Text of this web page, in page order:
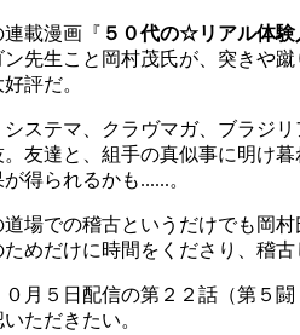
載漫画『 ５０代の☆リアル体
先生こと岡村茂氏が、突きや
評だ。
ステマ、クラヴマガ、ブラジ
友達と、組手の真似事に明け
得られるかも......。
場での稽古というだけでも岡
めだけに時間をくださり、稽
月５日配信の第２２話（第５
ただきたい。